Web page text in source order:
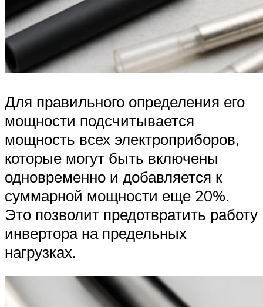
Для правильного определения его
мощности подсчитывается
мощность всех электроприборов,
которые могут быть включены
одновременно и добавляется к
суммарной мощности еще 20%.
Это позволит предотвратить работу
инвертора на предельных
нагрузках.